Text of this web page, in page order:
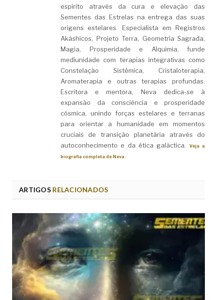
espírito através da cura e elevação das
Sementes das Estrelas na entrega das suas
origens estelares. Especialista em Registros
Akáshicos, Projeto Terra, Geometria Sagrada,
Magia, Prosperidade e Alquimia, funde
mediunidade com terapias integrativas como
Constelação Sistêmica, Cristaloterapia,
Aromaterapia e outras terapias profundas.
Escritora e mentora, Neva dedica-se à
expansão da consciência e prosperidade
cósmica, unindo forças estelares e terranas
para orientar a humanidade em momentos
cruciais de transição planetária através do
autoconhecimento e da ética galáctica.
Veja a
biografia completa de Neva
ARTIGOSRELACIONADOS